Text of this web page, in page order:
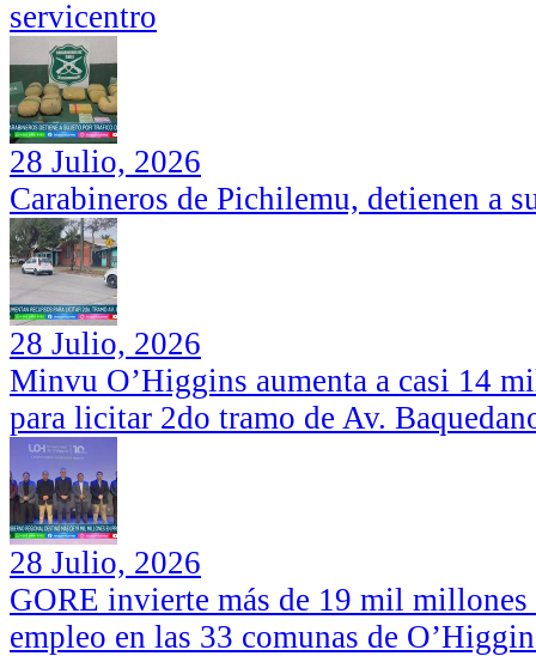
servicentro
28 Julio, 2026
Carabineros de Pichilemu, detienen a
28 Julio, 2026
Minvu O’Higgins aumenta a casi 14
para licitar 2do tramo de Av.
28 Julio, 2026
GORE invierte más de 19 mil millones
empleo en las 33 comunas de